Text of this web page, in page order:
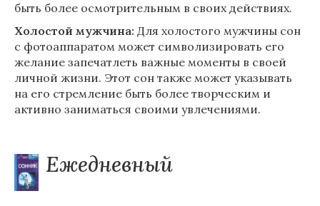
быть более осмотрительным в своих действиях.
Холостой мужчина: Для холостого мужчины сон
с фотоаппаратом может символизировать его
желание запечатлеть важные моменты в своей
личной жизни. Этот сон также может указывать
на его стремление быть более творческим и
активно заниматься своими увлечениями.
Ежедневный